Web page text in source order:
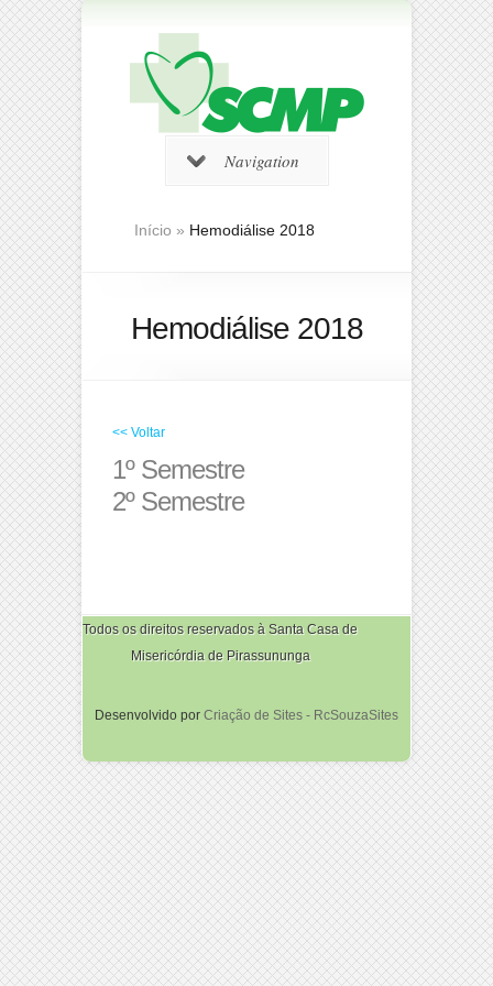
Navigation
Início » Hemodiálise 2018
Hemodiálise 2018
<< Voltar
1º Semestre
2º Semestre
Todos os direitos reservados à Santa Casa de
Misericórdia de Pirassununga
Desenvolvido por Criação de Sites - RcSouzaSites